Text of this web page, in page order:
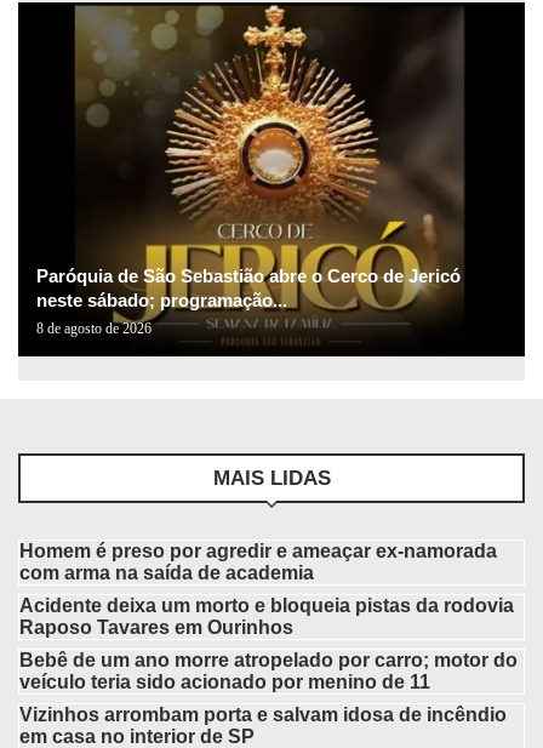
Paróquia de São Sebastião abre o Cerco de Jericó
neste sábado; programação...
8 de agosto de 2026
MAIS LIDAS
Homem é preso por agredir e ameaçar ex-namorada
com arma na saída de academia
Acidente deixa um morto e bloqueia pistas da rodovia
Raposo Tavares em Ourinhos
Bebê de um ano morre atropelado por carro; motor do
veículo teria sido acionado por menino de 11
Vizinhos arrombam porta e salvam idosa de incêndio
em casa no interior de SP